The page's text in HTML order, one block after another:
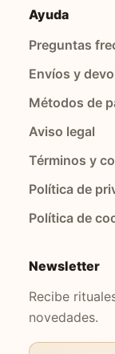
Ayuda
Preguntas
Envíos y
Métodos de
Aviso legal
Términos y
Política de
Política de
Newsletter
Recibe
novedades.